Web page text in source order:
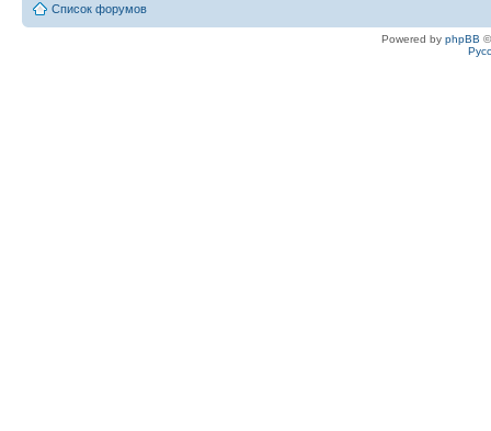
Список форумов
Powered by phpBB